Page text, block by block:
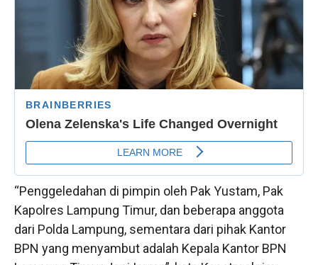
“Penggeledahan di pimpin oleh Pak Yustam, Pak
Kapolres Lampung Timur, dan beberapa anggota
dari Polda Lampung, sementara dari pihak Kantor
BPN yang menyambut adalah Kepala Kantor BPN